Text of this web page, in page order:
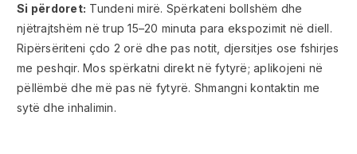
Si përdoret: Tundeni mirë. Spërkateni bollshëm dhe
njëtrajtshëm në trup 15–20 minuta para ekspozimit në diell.
Ripërsëriteni çdo 2 orë dhe pas notit, djersitjes ose fshirjes
me peshqir. Mos spërkatni direkt në fytyrë; aplikojeni në
pëllëmbë dhe më pas në fytyrë. Shmangni kontaktin me
sytë dhe inhalimin.